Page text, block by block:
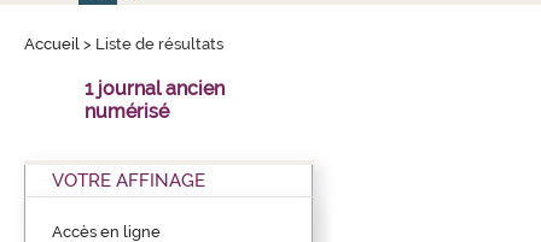
Accueil > Liste de résultats
1 journal ancien
numérisé
VOTRE AFFINAGE
Accès en ligne